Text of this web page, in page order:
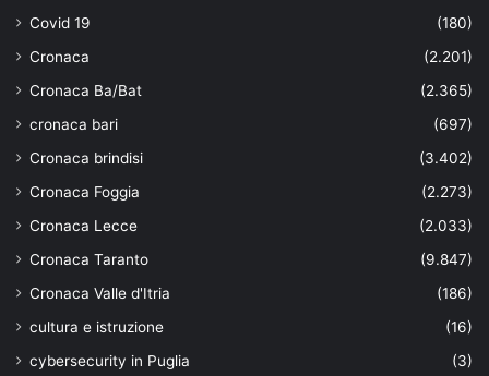
Covid 19
(180)
Cronaca
(2.201)
Cronaca Ba/Bat
(2.365)
cronaca bari
(697)
Cronaca brindisi
(3.402)
Cronaca Foggia
(2.273)
Cronaca Lecce
(2.033)
Cronaca Taranto
(9.847)
Cronaca Valle d'Itria
(186)
cultura e istruzione
(16)
cybersecurity in Puglia
(3)